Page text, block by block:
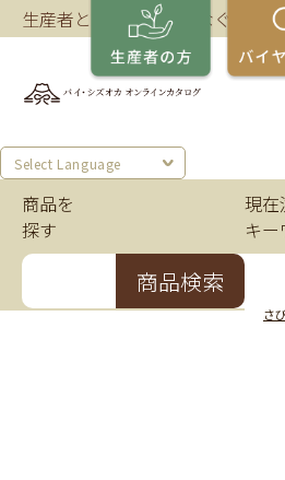
生産者とバイヤーをつなぐ、静岡
Select Language
商品を
探す
商品検索
現在
キー
さ